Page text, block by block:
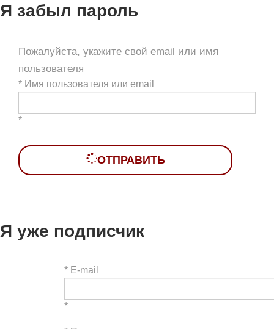
Я забыл пароль
Пожалуйста, укажите свой email или имя
пользователя
* Имя пользователя или email
*
ОТПРАВИТЬ
Я уже подписчик
* E-mail
*